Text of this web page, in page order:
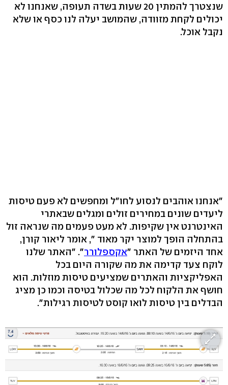
שנצטרך להמתין 20 שעות בשדה תעופה, שאנחנו לא
יכולים לקחת מזוודה, שהמושב יעלה לנו כסף או שלא
נקבל אוכל.
"אנחנו אוהבים לנסוע לחו"ל ומחפשים לא פעם טיסות
ליעדים שונים במחירים זולים ומגלים שבאתרי
האינטרנט אין שקיפות. לא מעט פעמים מה שנראה זול
בהתחלה הופך למוצר יקר מאוד‭," ‬ אומר ליאור קורן,
אחד היזמים של האתר "אקספלורר". "האתר שלנו
לוקח צעד קדימה את מה שקורה היום בכל
האפליקציות והאתרים שמציעים טיסות מוזלות. הוא
חושף את הלקוח לכל מה שכלול בטיסה וכמו כן מציג
הבדלים בין טיסות לואו קוסט לטיסות רגילות". ‬